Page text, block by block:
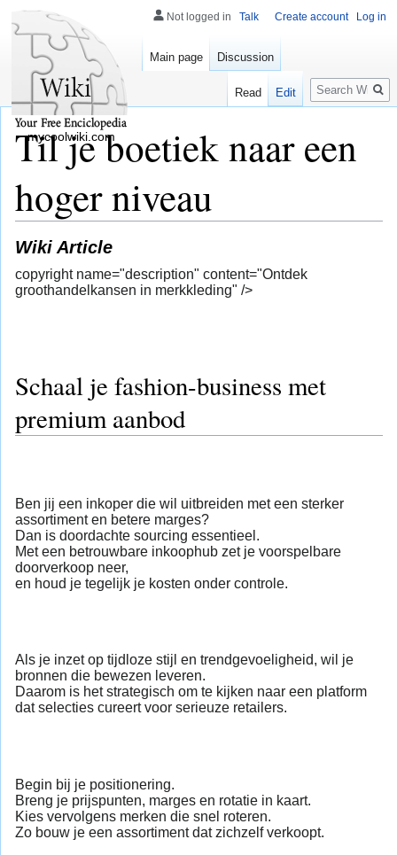
Til je boetiek naar een
hoger niveau
Wiki Article
copyright name="description" content="Ontdek
groothandelkansen in merkkleding" />
Schaal je fashion-business met
premium aanbod
Ben jij een inkoper die wil uitbreiden met een sterker
assortiment en betere marges?
Dan is doordachte sourcing essentieel.
Met een betrouwbare inkoophub zet je voorspelbare
doorverkoop neer,
en houd je tegelijk je kosten onder controle.
Als je inzet op tijdloze stijl en trendgevoeligheid, wil je
bronnen die bewezen leveren.
Daarom is het strategisch om te kijken naar een platform
dat selecties cureert voor serieuze retailers.
Begin bij je positionering.
Breng je prijspunten, marges en rotatie in kaart.
Kies vervolgens merken die snel roteren.
Zo bouw je een assortiment dat zichzelf verkoopt.
Not logged in Talk Create account Log in
Main page Discussion
Read Edit
Search
mycoolwiki.com